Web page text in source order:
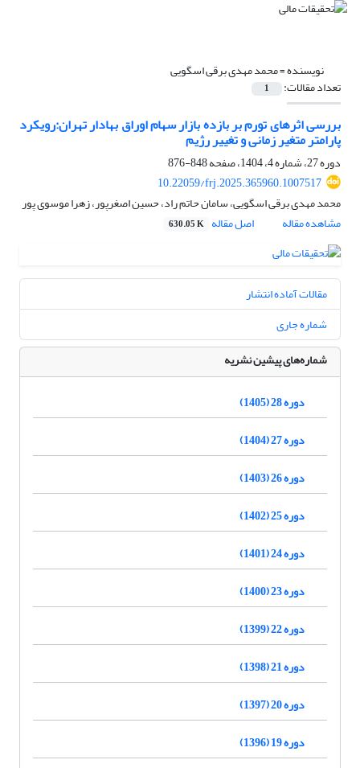
نویسنده =محمد مهدی برقی اسگویی
تعداد مقالات: 1
بررسی اثرهای تورم بر بازده بازار سهام اوراق بهادار تهران:رویکرد
پارامتر متغیر زمانی و تغییر رژیم
دوره 27، شماره 4، 1404، صفحه
848-876
10.22059/frj.2025.365960.1007517
محمد مهدی برقی اسگویی، سامان حاتم راد، حسین اصغرپور، زهرا موسوی پور
مشاهده مقاله
اصل مقاله 630.05 K
مقالات آماده انتشار
شماره جاری
شماره‌های پیشین نشریه
دوره 28 (1405)
دوره 27 (1404)
دوره 26 (1403)
دوره 25 (1402)
دوره 24 (1401)
دوره 23 (1400)
دوره 22 (1399)
دوره 21 (1398)
دوره 20 (1397)
دوره 19 (1396)